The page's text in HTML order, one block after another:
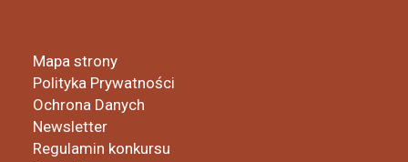
Mapa strony
Polityka Prywatności
Ochrona Danych
Newsletter
Regulamin konkursu